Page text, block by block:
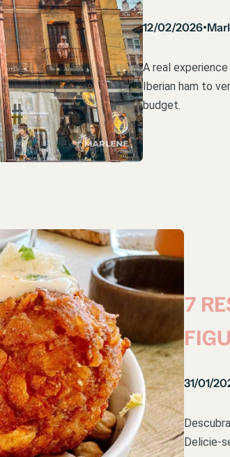
12/02/2026•
A real
Iberian ham to
budget.
7
31/01/
Delicie-